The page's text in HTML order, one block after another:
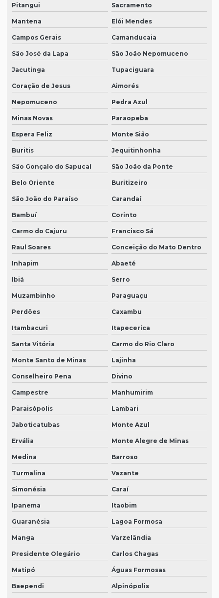
Pitangui Sacramento
Mantena Elói Mendes
Campos Gerais Camanducaia
São José da Lapa São João Nepomuceno
Jacutinga Tupaciguara
Coração de Jesus Aimorés
Nepomuceno Pedra Azul
Minas Novas Paraopeba
Espera Feliz Monte Sião
Buritis Jequitinhonha
São Gonçalo do Sapucaí São João da Ponte
Belo Oriente Buritizeiro
São João do Paraíso Carandaí
Bambuí Corinto
Carmo do Cajuru Francisco Sá
Raul Soares Conceição do Mato Dentro
Inhapim Abaeté
Ibiá Serro
Muzambinho Paraguaçu
Perdões Caxambu
Itambacuri Itapecerica
Santa Vitória Carmo do Rio Claro
Monte Santo de Minas Lajinha
Conselheiro Pena Divino
Campestre Manhumirim
Paraisópolis Lambari
Jaboticatubas Monte Azul
Ervália Monte Alegre de Minas
Medina Barroso
Turmalina Vazante
Simonésia Caraí
Ipanema Itaobim
Guaranésia Lagoa Formosa
Manga Varzelândia
Presidente Olegário Carlos Chagas
Matipó Águas Formosas
Baependi Alpinópolis